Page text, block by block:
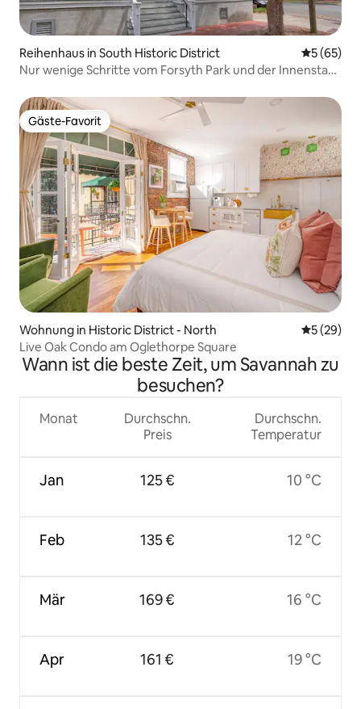
Reihenhaus in South Historic District
5 (65)
Nur wenige Schritte vom Forsyth Park und der Innenstadt
Gäste-Favorit
Gäste-Favorit
Wohnung in Historic District - North
5 (29)
Live Oak Condo am Oglethorpe Square
Wann ist die beste Zeit, um Savannah zu
besuchen?
Monat
Jan
Feb
Mär
Apr
Durchschn.
Preis
125 €
135 €
169 €
161 €
Durchschn.
Temperatur
10 °C
12 °C
16 °C
19 °C